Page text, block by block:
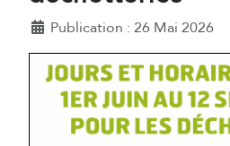
DétailsPublication : 26 Mai 2026